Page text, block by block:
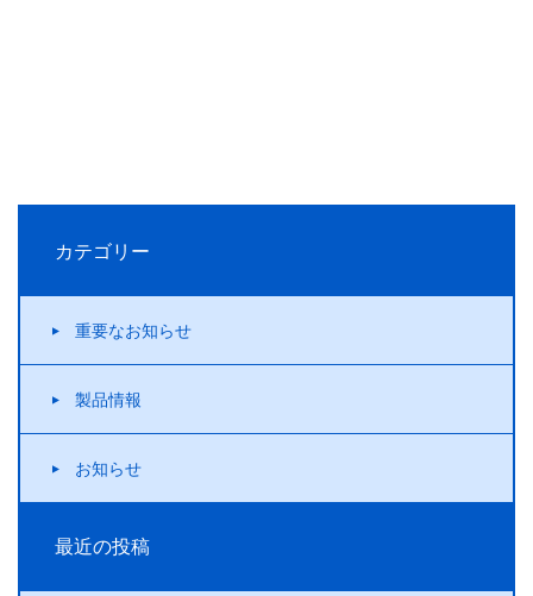
カテゴリー
重要なお知らせ
製品情報
お知らせ
最近の投稿